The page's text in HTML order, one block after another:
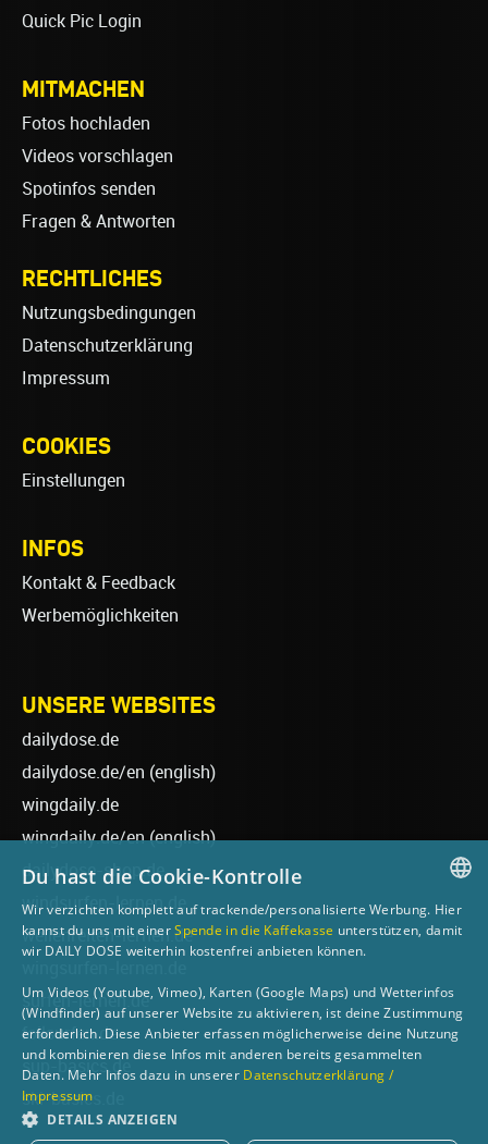
Quick Pic Login
MITMACHEN
Fotos hochladen
Videos vorschlagen
Spotinfos senden
Fragen & Antworten
RECHTLICHES
Nutzungsbedingungen
Datenschutzerklärung
Impressum
COOKIES
Einstellungen
INFOS
Kontakt & Feedback
Werbemöglichkeiten
UNSERE WEBSITES
dailydose.de
dailydose.de/en (english)
wingdaily.de
wingdaily.de/en(english)
dailydose-shop.de
windsurfen-lernen.de
wellenreiten-lernen.de
surfen-lernen.de
foilsurfen.de
sup-basics.de
ski-basics.de
GERMAN
Du hast die Cookie-Kontrolle
Wir verzichten komplett auf trackende/personalisierte Werbung. Hier
kannst du uns mit einerSpende in die Kaffekasse unterstützen, damit
wir DAILY DOSE weiterhin kostenfrei anbieten können.
Um Videos (Youtube, Vimeo), Karten (Google Maps) und Wetterinfos
(Windfinder) auf unserer Website zu aktivieren, ist deine Zustimmung
erforderlich. Diese Anbieter erfassen möglicherweise deine Nutzung
und kombinieren diese Infos mit anderen bereits gesammelten
Daten. Mehr Infos dazu in unserer Datenschutzerklärung /
Impressum
DETAILS ANZEIGEN